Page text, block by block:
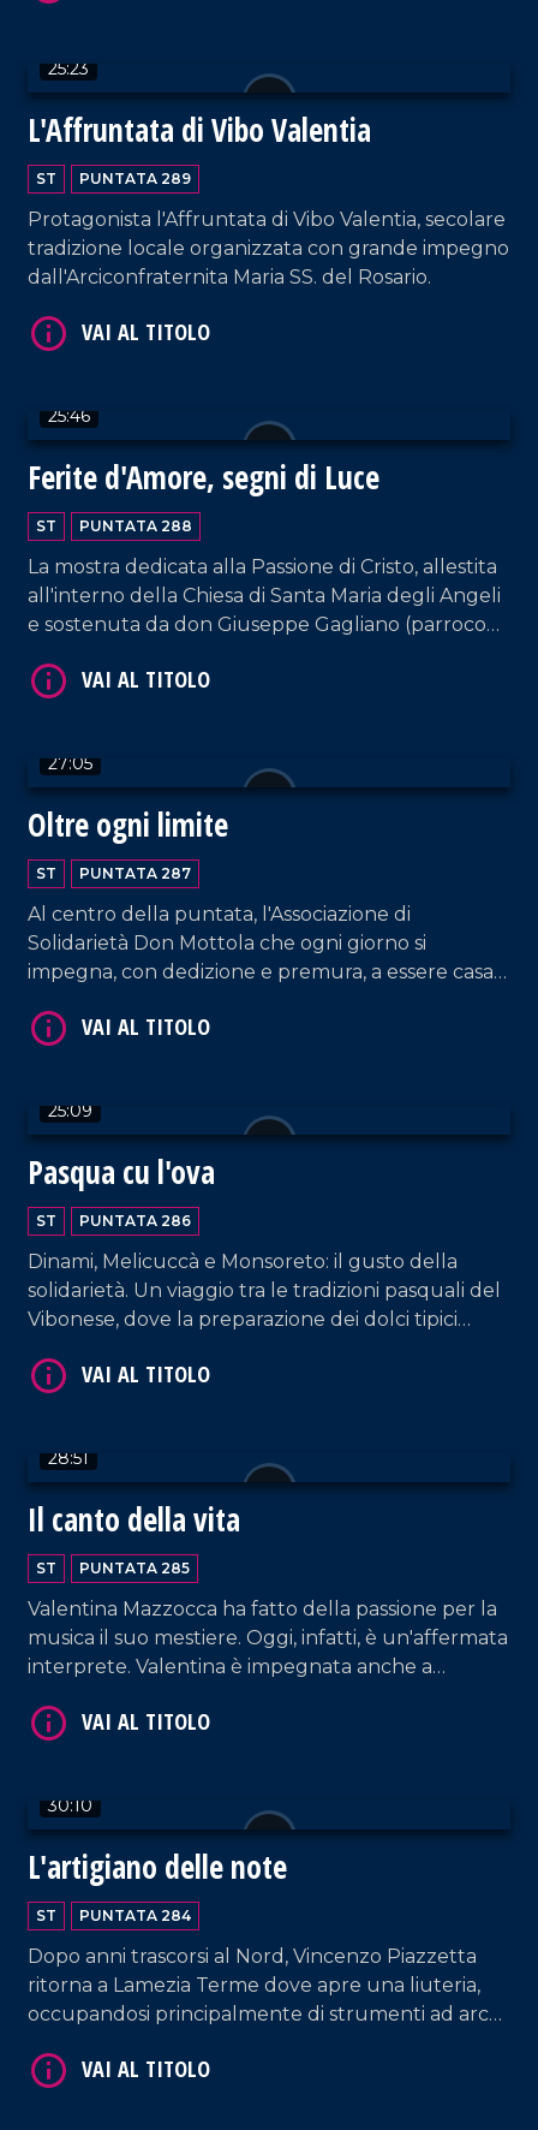
25:23
L'Affruntata di Vibo Valentia
ST PUNTATA 289
Protagonista l'Affruntata di Vibo Valentia, secolare
tradizione locale organizzata con grande impegno
dall'Arciconfraternita Maria SS. del Rosario.
25:46
Ferite d'Amore, segni di Luce
ST PUNTATA 288
La mostra dedicata alla Passione di Cristo, allestita
all'interno della Chiesa di Santa Maria degli Angeli
e sostenuta da don Giuseppe Gagliano (parroco
Valentia), secondo iniziativa del collezionista di
27:05
Oltre ogni limite
ST PUNTATA 287
Al centro della puntata, l'Associazione di
Solidarietà Don Mottola che ogni giorno si
impegna, con dedizione e premura, a essere casa
voluta fortemente da un gruppo di mamme,
25:09
Pasqua cu l'ova
ST PUNTATA 286
Dinami, Melicuccà e Monsoreto: il gusto della
solidarietà. Un viaggio tra le tradizioni pasquali del
Vibonese, dove la preparazione dei dolci tipici
alluvionate della Sibaritide.
28:51
Il canto della vita
ST PUNTATA 285
Valentina Mazzocca ha fatto della passione per la
musica il suo mestiere. Oggi, infatti, è un'affermata
interprete. Valentina è impegnata anche a
non solo attenzioni tecniche ma anche umane.
30:10
L'artigiano delle note
ST PUNTATA 284
Dopo anni trascorsi al Nord, Vincenzo Piazzetta
ritorna a Lamezia Terme dove apre una liuteria,
occupandosi principalmente di strumenti ad arco
ricerca sulla Lira calabrese.
VAI AL TITOLO
VAI AL TITOLO
VAI AL TITOLO
VAI AL TITOLO
VAI AL TITOLO